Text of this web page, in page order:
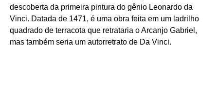
descoberta da primeira pintura do gênio Leonardo da
Vinci. Datada de 1471, é uma obra feita em um ladrilho
quadrado de terracota que retrataria o Arcanjo Gabriel,
mas também seria um autorretrato de Da Vinci.